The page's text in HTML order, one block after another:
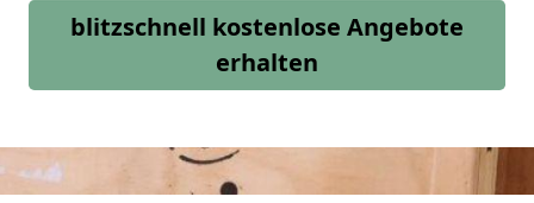
blitzschnell kostenlose Angebote
erhalten